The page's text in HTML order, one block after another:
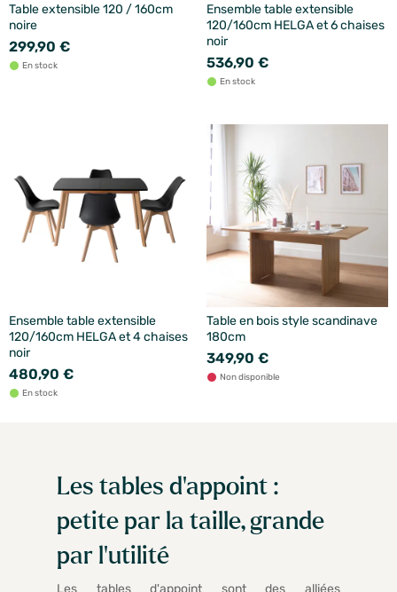
Table extensible 120 / 160cm
noire
299,90 €
En stock
Ensemble table extensible
120/160cm HELGA et 6 chaises
noir
536,90 €
En stock
Ensemble table extensible
120/160cm HELGA et 4 chaises
noir
480,90 €
En stock
Table en bois style scandinave
180cm
349,90 €
Non disponible
Les tables d’appoint :
petite par la taille, grande
par l’utilité
Les tables d'appoint sont des alliées